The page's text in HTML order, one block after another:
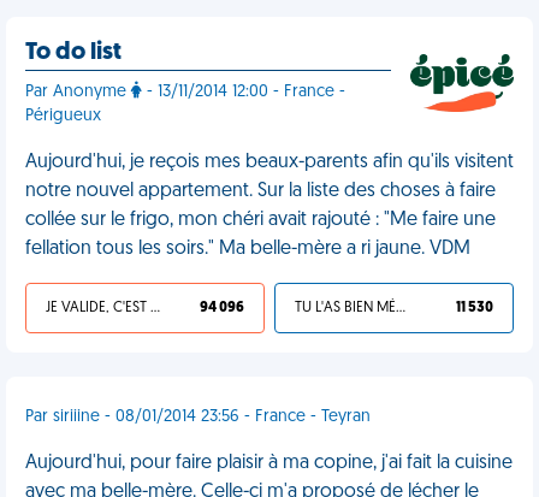
To do list
Par Anonyme
- 13/11/2014 12:00 - France -
Périgueux
Aujourd'hui, je reçois mes beaux-parents afin qu'ils visitent
notre nouvel appartement. Sur la liste des choses à faire
collée sur le frigo, mon chéri avait rajouté : "Me faire une
fellation tous les soirs." Ma belle-mère a ri jaune. VDM
JE VALIDE, C'EST UNE VDM 94 096 TU L'AS BIEN MÉRITÉ 11 530
Par siriiine - 08/01/2014 23:56 - France - Teyran
Aujourd'hui, pour faire plaisir à ma copine, j'ai fait la cuisine
avec ma belle-mère. Celle-ci m'a proposé de lécher le